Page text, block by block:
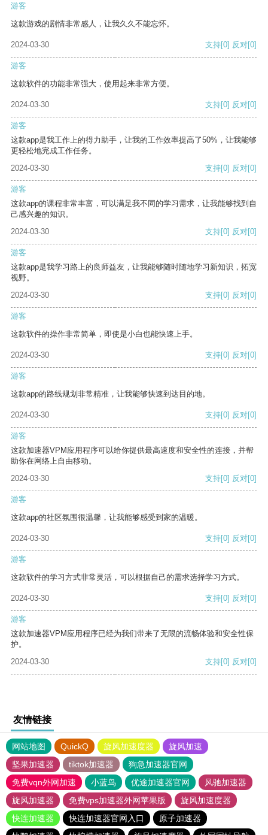
游客
这款游戏的剧情非常感人，让我久久不能忘怀。
2024-03-30 支持[0] 反对[0]
游客
这款软件的功能非常强大，使用起来非常方便。
2024-03-30 支持[0] 反对[0]
游客
这款app是我工作上的得力助手，让我的工作效率提高了50%，让我能够
更轻松地完成工作任务。
2024-03-30
支持[0] 反对[0]
游客
这款app的课程非常丰富，可以满足我不同的学习需求，让我能够找到自
己感兴趣的知识。
2024-03-30
支持[0] 反对[0]
游客
这款app是我学习路上的良师益友，让我能够随时随地学习新知识，拓宽
视野。
2024-03-30
支持[0] 反对[0]
游客
这款软件的操作非常简单，即使是小白也能快速上手。
2024-03-30 支持[0] 反对[0]
游客
这款app的路线规划非常精准，让我能够快速到达目的地。
2024-03-30 支持[0] 反对[0]
游客
这款加速器VPM应用程序可以给你提供最高速度和安全性的连接，并帮
助你在网络上自由移动。
2024-03-30
支持[0] 反对[0]
游客
这款app的社区氛围很温馨，让我能够感受到家的温暖。
2024-03-30 支持[0] 反对[0]
游客
这款软件的学习方式非常灵活，可以根据自己的需求选择学习方式。
2024-03-30 支持[0] 反对[0]
游客
这款加速器VPM应用程序已经为我们带来了无限的流畅体验和安全性保
护。
2024-03-30
支持[0] 反对[0]
友情链接
网站地图 QuickQ 旋风加速度器
旋风加速
坚果加速器
tiktok加速器
狗急加速器官网
免费vqn外网加速
小蓝鸟 优途加速器官网
风驰加速器
旋风加速器
免费vps加速器外网苹果版
旋风加速度器
快连加速器
快连加速器官网入口
原子加速器